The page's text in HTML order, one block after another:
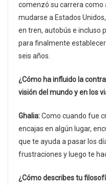
comenzó su carrera como
mudarse a Estados
en tren, autobús e incluso
para finalmente
seis años.
¿Cómo ha influido la
visión del mundo y en los
Ghalia:Como cuando fue
encajas en algún lugar,
que te ayuda a pasar los
frustraciones y luego te
¿Cómo describes tu